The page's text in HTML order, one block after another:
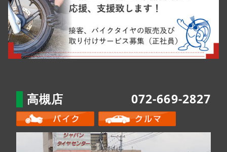
高槻店 072-669-2827